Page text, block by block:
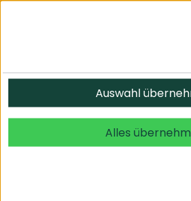
© 2026 undefined. alle
Auswahl
Alles